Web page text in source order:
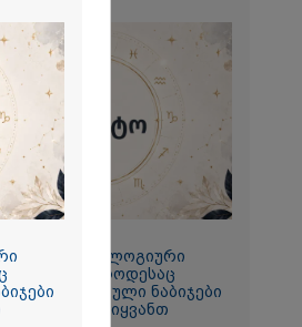
ასტროლოგიური
- დღე, როდესაც
და გაბედული ნაბიჯები
მიგიყვანთ